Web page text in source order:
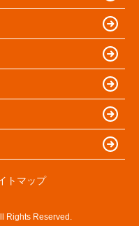
トマップ
Rights Reserved.